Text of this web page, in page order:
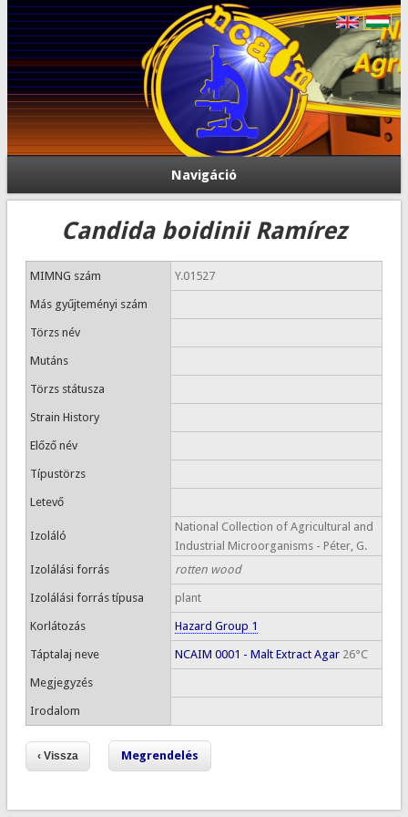
Navigáció
Candida boidinii Ramírez
MIMNG szám Y.01527
Más gyűjteményi szám
Törzs név
Mutáns
Törzs státusza
Strain History
Előző név
Típustörzs
Letevő
Izoláló
National Collection of Agricultural and
Industrial Microorganisms - Péter, G.
Izolálási forrás
rotten wood
Izolálási forrás típusa plant
Korlátozás Hazard Group 1
Táptalaj neve NCAIM 0001 - Malt Extract Agar26°C
Megjegyzés
Irodalom
Megrendelés